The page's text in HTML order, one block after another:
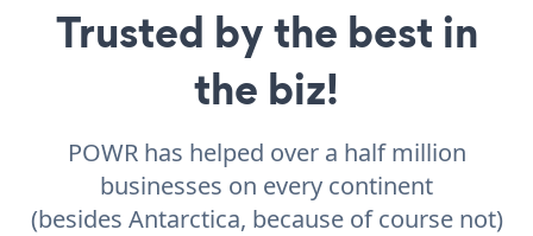
Trusted by the best in
the biz!
POWR has helped over a half million
businesses on every continent
(besides Antarctica, because of course not)